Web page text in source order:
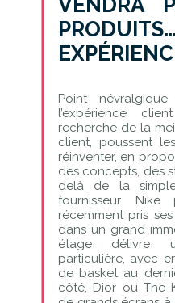
Point
l’expérience
recherche de la
client, poussent
réinventer, en
des concepts, des
delà de la
fournisseur.
récemment pris
dans un grand
étage délivre
particulière, avec
de basket au
côté, Dior ou The